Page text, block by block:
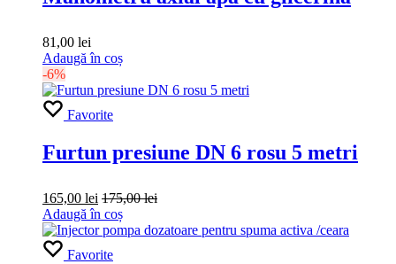
81,00 lei
Adaugă în coș
-6%
Favorite
Furtun presiune DN 6 rosu 5 metri
165,00 lei 175,00lei
Adaugă în coș
Favorite